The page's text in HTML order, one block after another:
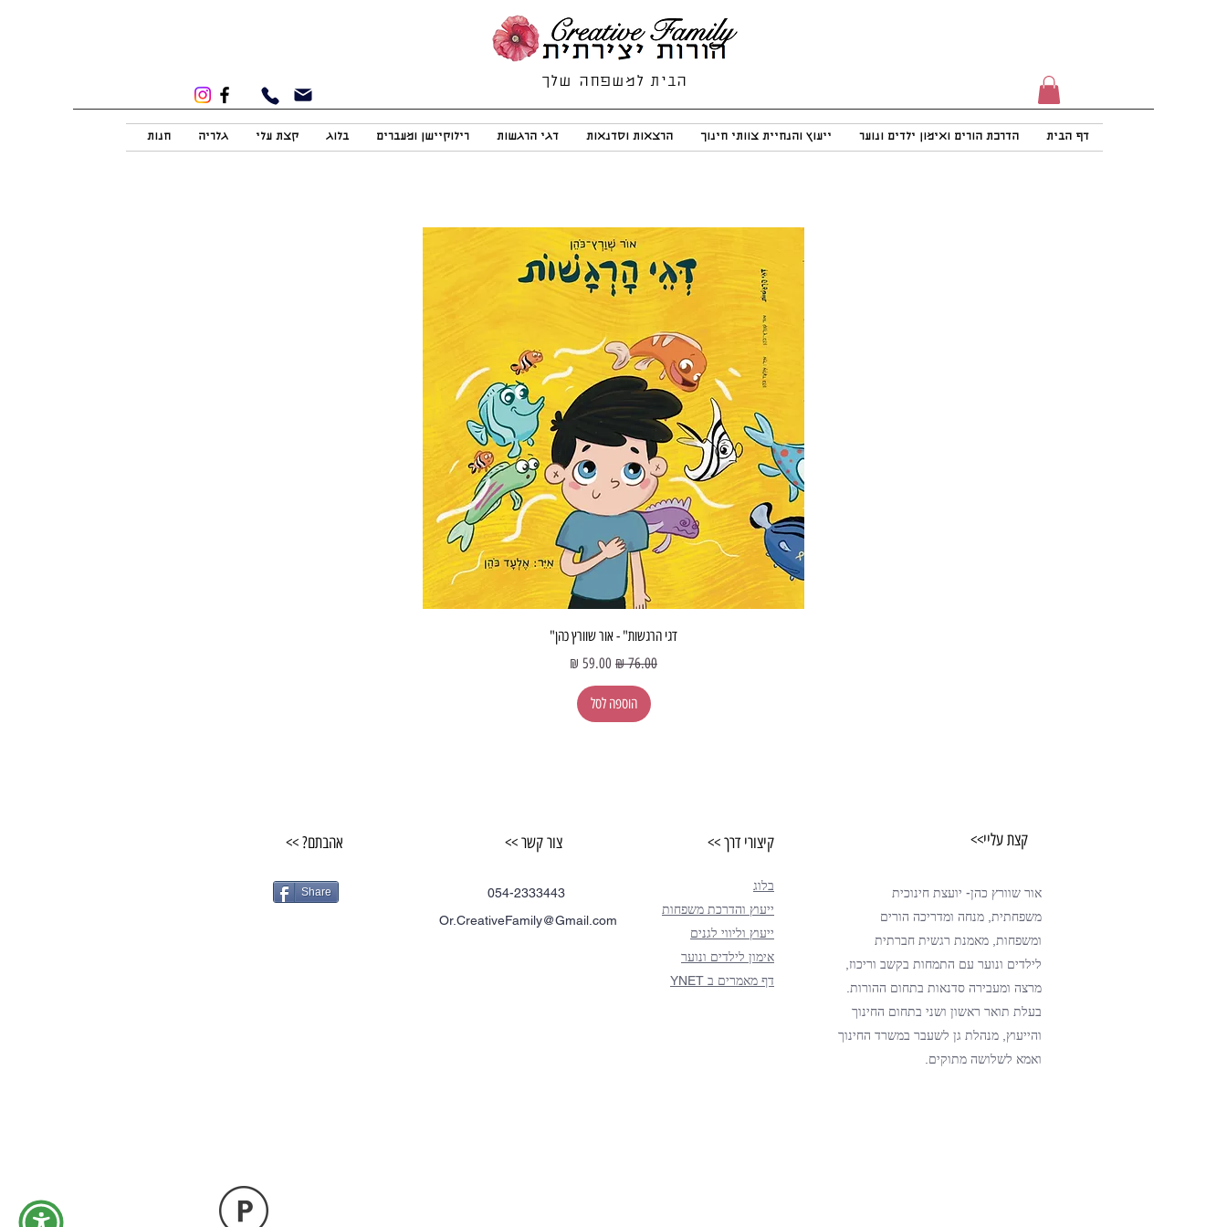
הבית למשפחה שלך
חנות גלריה קצת עלי בלוג רילוקיישן ומעברים דגי הרגשות הרצאות וסדנאות ייעוץ והנחיית צוותי חינוך הדרכת הורים ואימון ילדים ונוער דף הבית
דגי הרגשות" - אור שוורץ כהן"
מחיר רגיל מחיר מבצע
הוספה לסל
אהבתם? >>
Share
צור קשר >>
054-2333443
Or.CreativeFamily@Gmail.com
קיצורי דרך >>
בלוג
ייעוץ והדרכת משפחות
ייעוץ וליווי לגנים
אימון לילדים ונוער
דף מאמרים ב YNET
קצת עליי>>
אור שוורץ כהן- יועצת חינוכית
משפחתית, מנחה ומדריכה הורים
ומשפחות, מאמנת רגשית חברתית
לילדים ונוער עם התמחות בקשב וריכוז,
מרצה ומעבירה סדנאות בתחום ההורות.
בעלת תואר ראשון ושני בתחום החינוך
והייעוץ, מנהלת גן לשעבר במשרד החינוך
ואמא לשלושה מתוקים.